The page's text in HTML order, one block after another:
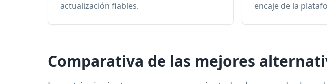
actualización fiables.
encaje de la
Comparativa de las mejores